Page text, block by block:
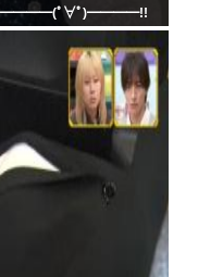
ｷﾀ━━━━(ﾟ∀ﾟ)━━━━!!